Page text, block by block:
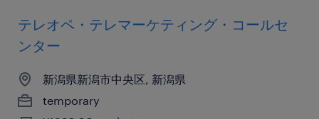
テレオペ・テレマーケティング・コールセ
ンター
新潟県新潟市中央区, 新潟県
temporary